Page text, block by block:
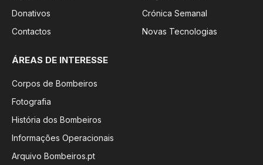
Donativos
Contactos
Crónica Semanal
Novas Tecnologias
ÁREAS DE INTERESSE
Corpos de Bombeiros
Fotografia
História dos Bombeiros
Informações Operacionais
Arquivo Bombeiros.pt